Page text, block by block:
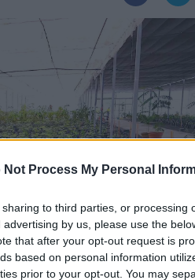
Not Process My Personal
to third parties, or processing
by us, please use the
that after your opt-out request is
based on personal information
prior to your opt-out. You may